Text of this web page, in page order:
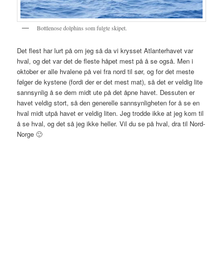
Bottlenose dolphins som fulgte skipet.
Det flest har lurt på om jeg så da vi krysset Atlanterhavet var
hval, og det var det de fleste håpet mest på å se også. Men i
oktober er alle hvalene på vei fra nord til sør, og for det meste
følger de kystene (fordi der er det mest mat), så det er veldig lite
sannsynlig å se dem midt ute på det åpne havet. Dessuten er
havet veldig stort, så den generelle sannsynligheten for å se en
hval midt utpå havet er veldig liten. Jeg trodde ikke at jeg kom til
å se hval, og det så jeg ikke heller. Vil du se på hval, dra til Nord-
Norge 🙂